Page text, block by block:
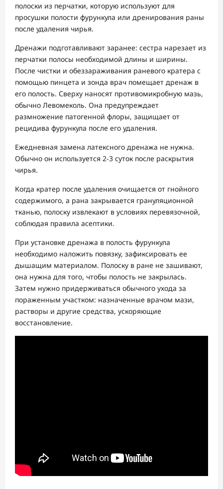
полоски из перчатки, которую используют для
просушки полости фурункула или дренирования раны
после удаления чирья.
Дренажи подготавливают заранее: сестра нарезает из
перчатки полосы необходимой длины и ширины.
После чистки и обеззараживания раневого кратера с
помощью пинцета и зонда врач помещает дренаж в
его полость. Сверху наносят противомикробную мазь,
обычно Левомеколь. Она предупреждает
размножение патогенной флоры, защищает от
рецидива фурункула после его удаления.
Ежедневная замена латексного дренажа не нужна.
Обычно он используется 2-3 суток после раскрытия
чирья.
Когда кратер после удаления очищается от гнойного
содержимого, а рана закрывается грануляционной
тканью, полоску извлекают в условиях перевязочной,
соблюдая правила асептики.
При установке дренажа в полость фурункула
необходимо наложить повязку, зафиксировать ее
дышащим материалом. Полоску в ране не зашивают,
она нужна для того, чтобы полость не закрылась.
Затем нужно придерживаться обычного ухода за
пораженным участком: назначенные врачом мази,
растворы и другие средства, ускоряющие
восстановление.